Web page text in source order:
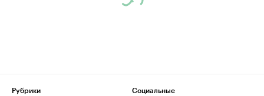
Рубрики
Социальные